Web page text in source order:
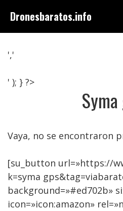
contenido
Dronesbaratos.info
','
' ); } ?>
Vaya, no se encontraron
[su_button url=»https://
k=syma
background=»#ed702b»
icon=»icon:amazon»